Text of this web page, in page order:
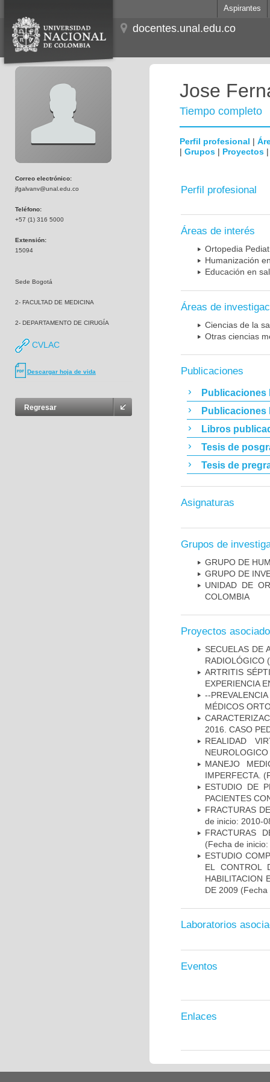
Aspirantes
docentes.unal.edu.co
Correo electrónico:
jfgalvanv@unal.edu.co
Teléfono:
+57 (1) 316 5000
Extensión:
15094
Sede Bogotá
2- FACULTAD DE MEDICINA
2- DEPARTAMENTO DE CIRUGÍA
CVLAC
Descargar hoja de vida
Regresar
Jose
Tiempo completo
Perfil profesional |
| Grupos | Proyectos
Perfil profesional
Áreas de interés
Ortopedia
Humanización
Educación en
Áreas de
Ciencias de la
Otras ciencias
Publicaciones
Publicaciones
Publicaciones
Libros
Tesis de
Tesis de
Asignaturas
Grupos de
GRUPO DE
GRUPO DE
UNIDAD DE
COLOMBIA
Proyectos
SECUELAS DE
RADIOLÓGICO
ARTRITIS
EXPERIENCIA
--
MÉDICOS
2016. CASO
REALIDAD
NEUROLOGICO
MANEJO
IMPERFECTA.
ESTUDIO DE
PACIENTES
FRACTURAS
de inicio: 2010-
FRACTURAS
(Fecha de
ESTUDIO
EL CONTROL
HABILITACION
DE 2009 (Fecha
Laboratorios
Eventos
Enlaces